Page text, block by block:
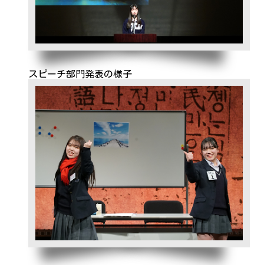
スピーチ部門発表の様子